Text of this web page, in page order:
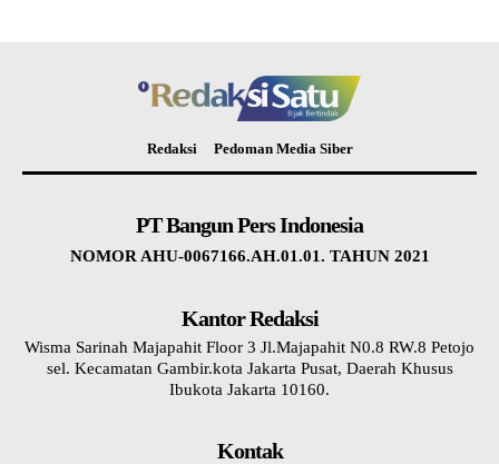
Redaksi Pedoman Media Siber
PT Bangun Pers Indonesia
NOMOR AHU-0067166.AH.01.01. TAHUN 2021
Kantor Redaksi
Wisma Sarinah Majapahit Floor 3 Jl.Majapahit N0.8 RW.8 Petojo
sel. Kecamatan Gambir.kota Jakarta Pusat, Daerah Khusus
Ibukota Jakarta 10160.
Kontak